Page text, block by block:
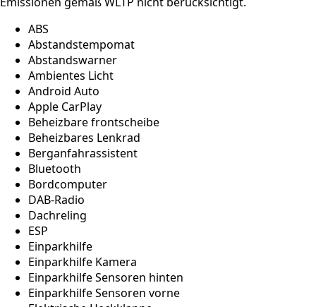
ABS
Abstandstempomat
Abstandswarner
Ambientes Licht
Android Auto
Apple CarPlay
Beheizbare frontscheibe
Beheizbares Lenkrad
Berganfahrassistent
Bluetooth
Bordcomputer
DAB-Radio
Dachreling
ESP
Einparkhilfe
Einparkhilfe Kamera
Einparkhilfe Sensoren hinten
Einparkhilfe Sensoren vorne